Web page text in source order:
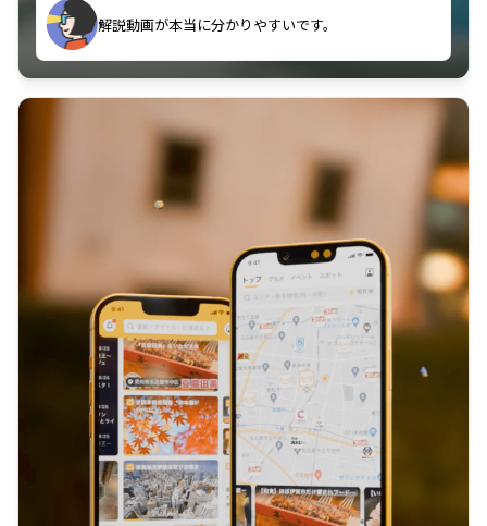
古文漢文を主に使わせていただいているが、復習する
のに非常に役立っている。
解説動画が本当に分かりやすいです。